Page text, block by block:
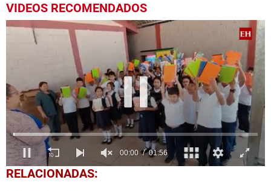
VIDEOS RECOMENDADOS
0
seconds
RELACIONADAS: